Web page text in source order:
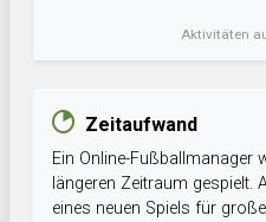
Aktivitäten
Zeitaufwand
Ein Online-Fußballmanager
längeren Zeitraum
eines neuen Spiels für